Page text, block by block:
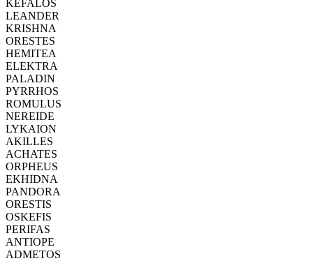
KEFALOS
LEANDER
KRISHNA
ORESTES
HEMITEA
ELEKTRA
PALADIN
PYRRHOS
ROMULUS
NEREIDE
LYKAION
AKILLES
ACHATES
ORPHEUS
EKHIDNA
PANDORA
ORESTIS
OSKEFIS
PERIFAS
ANTIOPE
ADMETOS